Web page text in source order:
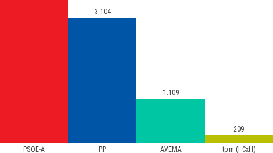
PSOE-A PP AVEMA tpm (I.CxH)
3.104
1.109
209